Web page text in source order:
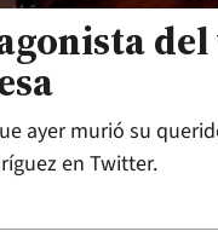
ayer murió su
en Twitter.